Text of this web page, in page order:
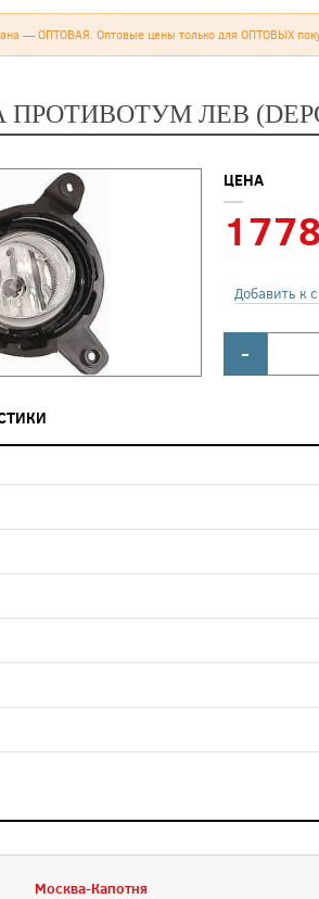
— ОПТОВАЯ. Оптовые цены только для ОПТОВЫХ
ПРОТИВОТУМ ЛЕВ
ЦЕНА
1778
Добавить к
-
Москва-Капотня